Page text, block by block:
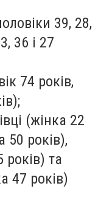
39, 28,
36 і 27
74 років,
(жінка 22
50 років),
років) та
47 років)